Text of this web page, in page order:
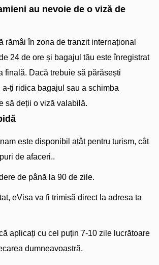
au nevoie de o viză de
rămâi în zona de tranzit internațional
24 de ore și bagajul tău este înregistrat
finală. Dacă trebuie să părăsești
a-ți ridica bagajul sau a schimba
să deții o viză valabilă.
este disponibil atât pentru turism, cât
de afaceri..
de până la 90 de zile.
eVisa va fi trimisă direct la adresa ta
aplicați cu cel puțin 7-10 zile lucrătoare
dumneavoastră.